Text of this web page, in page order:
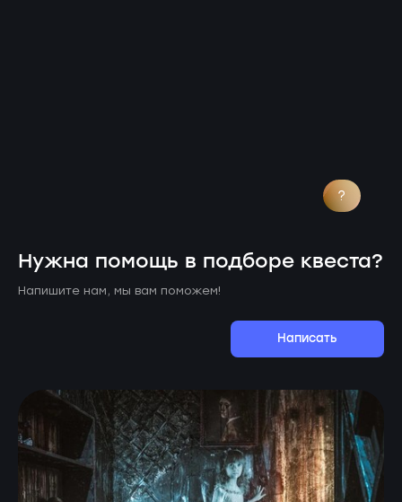
?
Нужна помощь в подборе квеста?
Напишите нам, мы вам поможем!
Написать